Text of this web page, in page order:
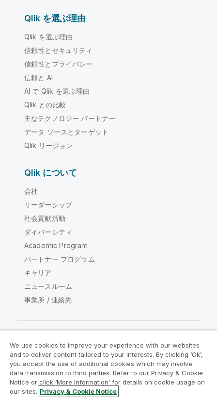
Qlik を選ぶ理由
Qlik を選ぶ理由
信頼性とセキュリティ
信頼性とプライバシー
信頼と AI
AI で Qlik を選ぶ理由
Qlik との比較
主なテクノロジー パートナー
データ ソースとターゲット
Qlik リージョン
Qlik について
会社
リーダーシップ
社会貢献活動
ダイバーシティ
Academic Program
パートナー プログラム
キャリア
ニュースルーム
事業所 / 連絡先
Qlik コミュニティ
法的契約 製品規約
Legal Policies
リーガルポリシー
利用規約
We use cookies to improve your experience with our websites
and to deliver content tailored to your interests. By clicking ‘Ok’,
you accept the use of additional cookies which may involve
data transmission to third parties. Refer to our Privacy & Cookie
Notice or click ‘More Information’ for details on cookie usage on
our sites. Privacy & Cookie Notice